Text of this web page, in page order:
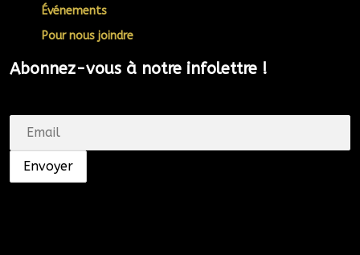
Événements
Pour nous joindre
Abonnez-vous à notre infolettre !